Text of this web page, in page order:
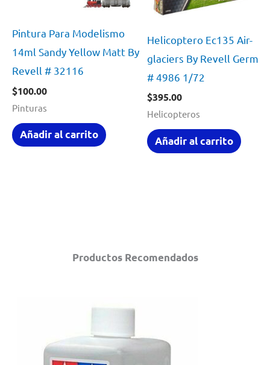
Productos Recomendados
Pintura Para Modelismo
14ml Sandy Yellow Matt By
Revell # 32116
$100.00
Pinturas
Añadir al carrito
Helicoptero Ec135 Air-
glaciers By Revell
# 4986 1/72
$395.00
Helicopteros
Añadir al carrito